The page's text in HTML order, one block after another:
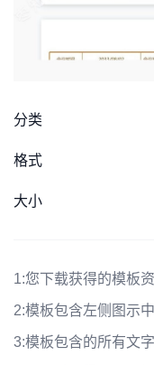
分类
格式
大小
1:您下载获得的模板
2:模板包含左侧图示
3:模板包含的所有文